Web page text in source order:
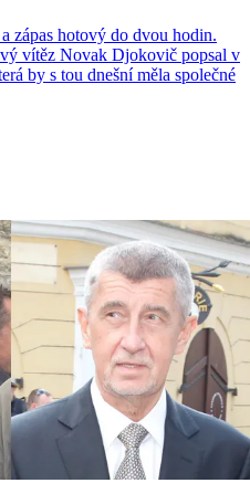
zápas hotový do dvou hodin.
vítěz Novak Djokovič popsal v
by s tou dnešní měla společné